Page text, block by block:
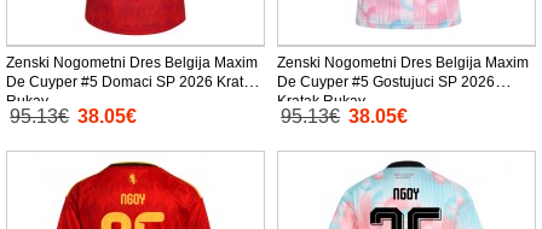
Zenski Nogometni Dres Belgija Maxim
De Cuyper #5 Domaci SP 2026 Kratak
Rukav
95.13€ 38.05€
Zenski Nogometni Dres Belgija Maxim
De Cuyper #5 Gostujuci SP 2026
Kratak Rukav
95.13€ 38.05€